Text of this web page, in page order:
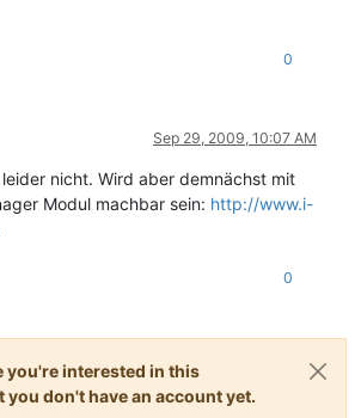
0
Sep 29, 2009, 10:07 AM
nicht. Wird aber demnächst mit
Modul machbar sein: http://www.i-
0
you're interested in this
don't have an account yet.